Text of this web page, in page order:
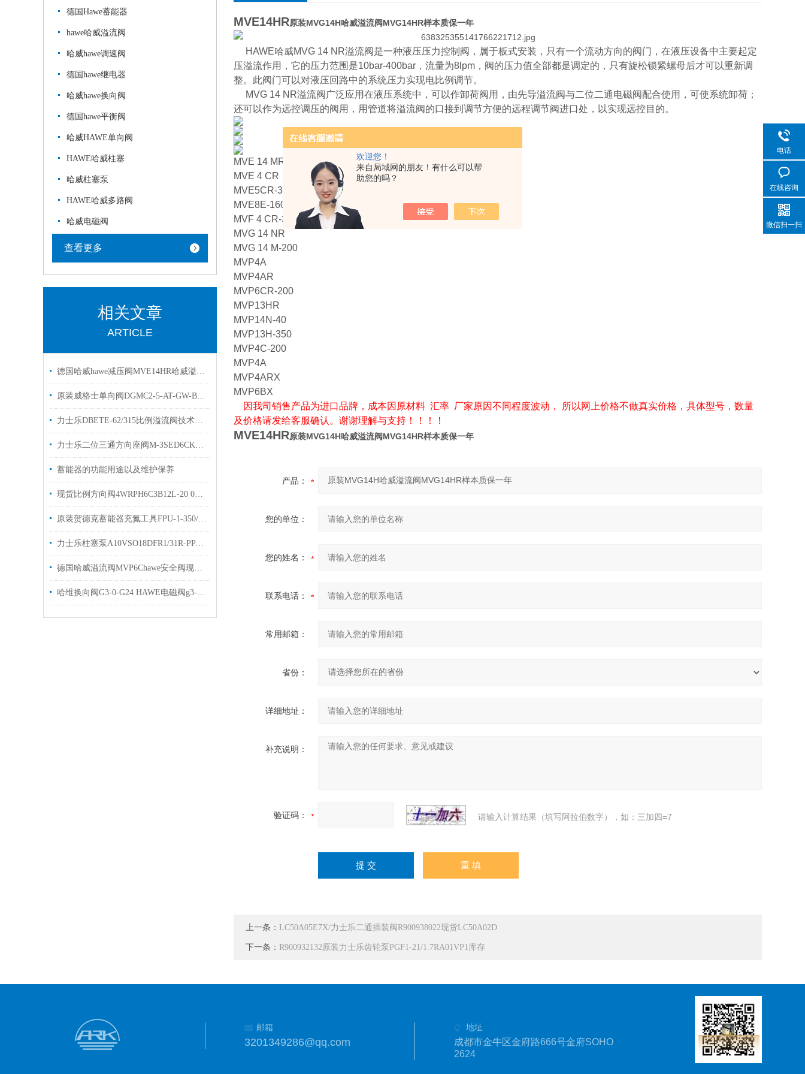
欢迎您！
来自局域网的朋友！有什么可以帮
助您的吗？
德国Hawe蓄能器
hawe哈威溢流阀
哈威hawe调速阀
德国hawe继电器
哈威hawe换向阀
德国hawe平衡阀
哈威HAWE单向阀
HAWE哈威柱塞
哈威柱塞泵
HAWE哈威多路阀
哈威电磁阀
查看更多
相关文章
ARTICLE
德国哈威hawe减压阀MVE14HR哈威溢流阀现货出售
原装威格士单向阀DGMC2-5-AT-GW-BT溢流阀简介
力士乐DBETE-62/315比例溢流阀技术参数样本
力士乐二位三通方向座阀M-3SED6CK1X/350CG24N9K4现货
蓄能器的功能用途以及维护保养
现货比例方向阀4WRPH6C3B12L-20 0811404034
原装贺德克蓄能器充氮工具FPU-1-350/250F4出售
力士乐柱塞泵A10VSO18DFR1/31R-PPA12N00油泵现货
德国哈威溢流阀MVP6Chawe安全阀现货库存
哈维换向阀G3-0-G24 HAWE电磁阀g3-0现货
MVE14HR原装MVG14H哈威溢流阀MVG14HR样本质保一年
HAWE哈威MVG 14 NR溢流阀是一种液压压力控制阀，属于板式安装，只有一个流动方向的阀门，在液压设备中主要起定
压溢流作用，它的压力范围是10bar-400bar，流量为8lpm，阀的压力值全部都是调定的，只有旋松锁紧螺母后才可以重新调
整。此阀门可以对液压回路中的系统压力实现电比例调节。
MVG 14 NR溢流阀广泛应用在液压系统中，可以作卸荷阀用，由先导溢流阀与二位二通电磁阀配合使用，可使系统卸荷；
还可以作为远控调压的阀用，用管道将溢流阀的口接到调节方便的远程调节阀进口处，以实现远控目的。
MVE 14 MR
MVE 4 CR
MVE5CR-300
MVE8E-160
MVF 4 CR-315
MVG 14 NR
MVG 14 M-200
MVP4A
MVP4AR
MVP6CR-200
MVP13HR
MVP14N-40
MVP13H-350
MVP4C-200
MVP4A
MVP4ARX
MVP6BX
因我司销售产品为进口品牌，成本因原材料 汇率 厂家原因不同程度波动， 所以网上价格不做真实价格，具体型号，数量
及价格请发给客服确认。谢谢理解与支持！！！！
MVE14HR原装MVG14H哈威溢流阀MVG14HR样本质保一年
产品：
您的单位：
您的姓名：
联系电话：
常用邮箱：
省份：
详细地址：
补充说明：
验证码： 请输入计算结果（填写阿拉伯数字），如：三加四=7
上一条： LC50A05E7X/力士乐二通插装阀R900938022现货LC50A02D
下一条： R900932132原装力士乐齿轮泵PGF1-21/1.7RA01VP1库存
邮箱
3201349286@qq.com
地址
成都市金牛区金府路666号金府SOHO
2624
电话
在线咨询
微信扫一扫